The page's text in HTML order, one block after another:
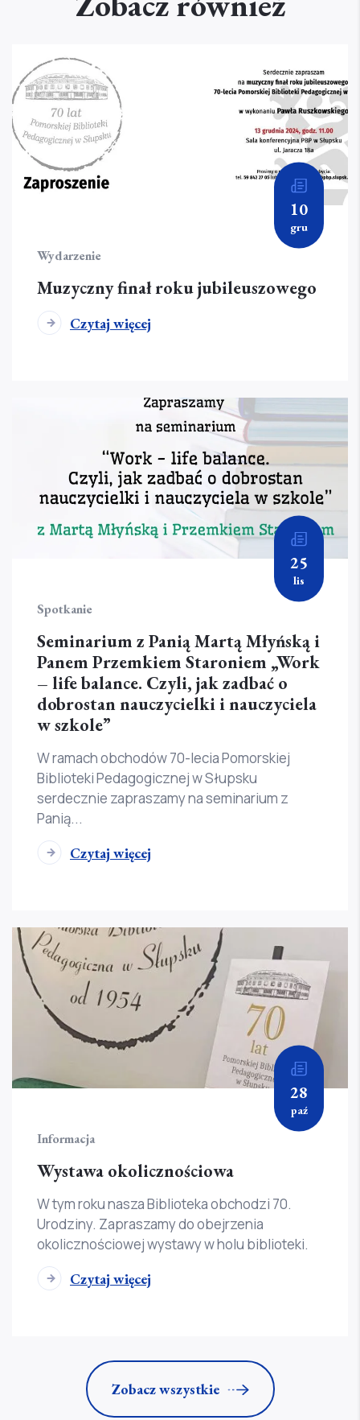
10
gru
Wydarzenie
Muzyczny finał roku jubileuszowego
Czytaj więcej
25
lis
Spotkanie
Seminarium z Panią Martą Młyńską i
Panem Przemkiem Staroniem „Work
– life balance. Czyli, jak zadbać o
dobrostan nauczycielki i nauczyciela
w szkole”
W ramach obchodów 70-lecia Pomorskiej
Biblioteki Pedagogicznej w Słupsku
serdecznie zapraszamy na seminarium z
Panią...
Czytaj więcej
28
paź
Informacja
Wystawa okolicznościowa
W tym roku nasza Biblioteka obchodzi 70.
Urodziny. Zapraszamy do obejrzenia
okolicznościowej wystawy w holu biblioteki.
Czytaj więcej
Zobacz wszystkie